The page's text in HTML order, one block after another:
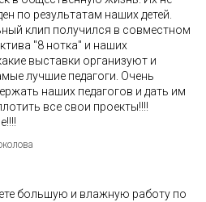
по результатам наших детей.
клип получился в совместном
"8 нотка" и наших
выставки организуют и
лучшие педагоги. Очень
наших педагогов и дать им
все свои проекты!!!!
большую и влажную работу по